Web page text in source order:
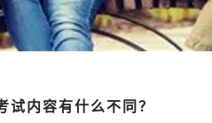
试内容有什么不同？